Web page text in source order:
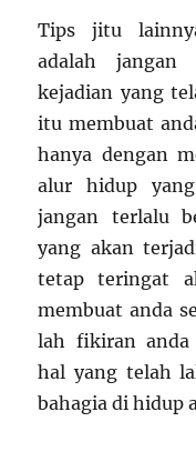
Tips jitu
adalah jangan
kejadian yang
itu membuat
hanya dengan
alur hidup
jangan terlalu
yang akan
tetap teringat
membuat anda
lah fikiran
hal yang telah
bahagia di hidup